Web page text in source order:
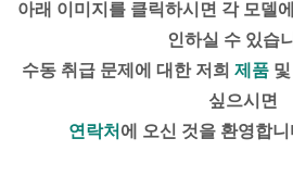
아래 이미지를 클릭하시면 각 모델
인하실 수 있습
수동 취급 문제에 대한 저희 제품 및
싶으시면
연락처 에 오신 것을 환영합